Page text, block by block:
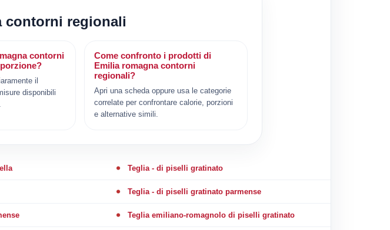
contorni regionali
contorni
il
disponibili
Come confronto i prodotti di
Emilia romagna contorni
regionali?
Apri una scheda oppure usa le categorie
correlate per confrontare calorie, porzioni
e alternative simili.
Teglia - di piselli gratinato
Teglia - di piselli gratinato parmense
Teglia emiliano-romagnolo di piselli gratinato